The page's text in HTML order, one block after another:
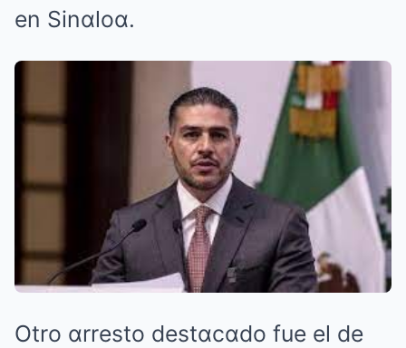
en Sinαloα.
Otro αrresto destαcαdo fue el de